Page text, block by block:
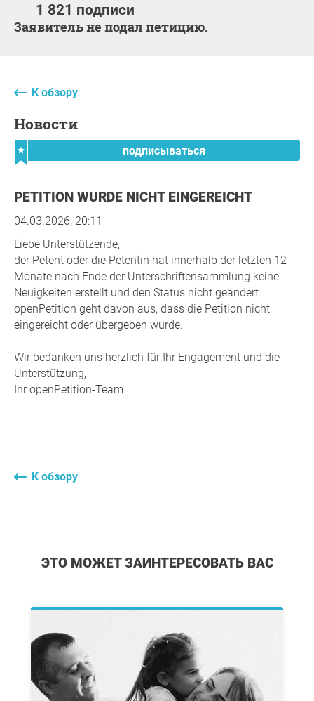
1 821 подписи
Заявитель не подал петицию.
К обзору
Новости
подписываться
PETITION WURDE NICHT EINGEREICHT
04.03.2026, 20:11
Liebe Unterstützende,
der Petent oder die Petentin hat innerhalb der letzten 12
Monate nach Ende der Unterschriftensammlung keine
Neuigkeiten erstellt und den Status nicht geändert.
openPetition geht davon aus, dass die Petition nicht
eingereicht oder übergeben wurde.
Wir bedanken uns herzlich für Ihr Engagement und die
Unterstützung,
Ihr openPetition-Team
К обзору
ЭТО МОЖЕТ ЗАИНТЕРЕСОВАТЬ ВАС